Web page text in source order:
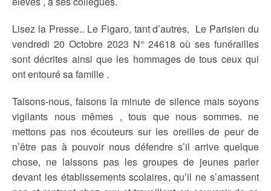
Lisez la Presse.. Le Figaro, tant d’autres, Le Parisien du
vendredi 20 Octobre 2023 N° 24618 où ses funérailles
sont décrites ainsi que les hommages de tous ceux qui
ont entouré sa famille .
Taisons-nous, faisons la minute de silence mais soyons
vigilants nous mêmes , tous que nous sommes. ne
mettons pas nos écouteurs sur les oreilles de peur de
n’être pas à pouvoir nous défendre s’il arrive quelque
chose, ne laissons pas les groupes de jeunes parler
devant les établissements scolaires, qu’il ne s’amassent